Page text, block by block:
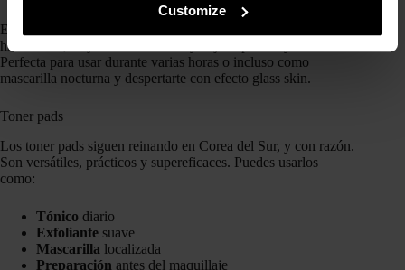
Customize
El
hidratación, mejora la elasticidad y deja la piel muy
Perfecta para usar durante varias horas o incluso como
mascarilla nocturna y despertarte con efecto glass skin.
Toner pads
Los toner pads siguen reinando en Corea del Sur, y con razón.
Son versátiles, prácticos y supereficaces. Puedes usarlos
como:
Tónico diario
Exfoliante suave
Mascarilla localizada
Preparación antes del maquillaje